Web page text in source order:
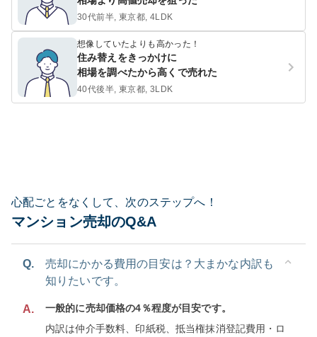
30代前半, 東京都, 4LDK
想像していたよりも高かった！
住み替えをきっかけに
相場を調べたから高くで売れた
40代後半, 東京都, 3LDK
心配ごとをなくして、次のステップへ！
マンション売却のQ&A
Q.
売却にかかる費用の目安は？大まかな内訳も
知りたいです。
A.
一般的に売却価格の4％程度が目安です。
内訳は仲介手数料、印紙税、抵当権抹消登記費用・ロ